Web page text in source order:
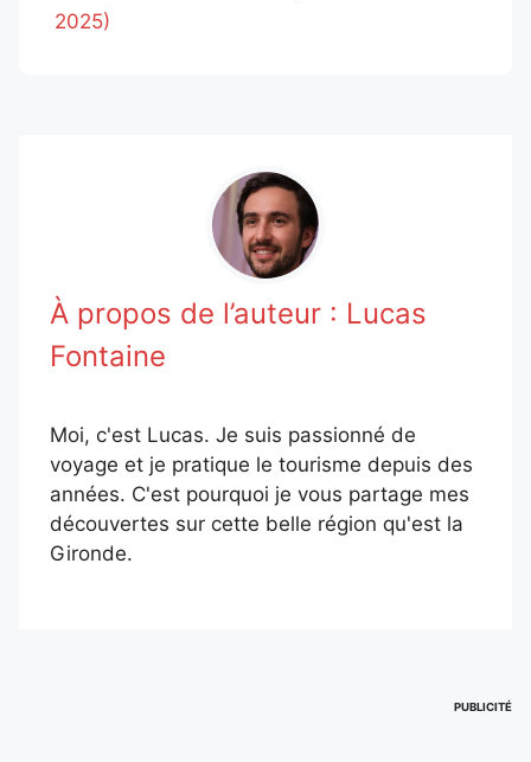
2025)
À propos de l’auteur : Lucas
Fontaine
Moi, c'est Lucas. Je suis passionné de
voyage et je pratique le tourisme depuis des
années. C'est pourquoi je vous partage mes
découvertes sur cette belle région qu'est la
Gironde.
PUBLICITÉ